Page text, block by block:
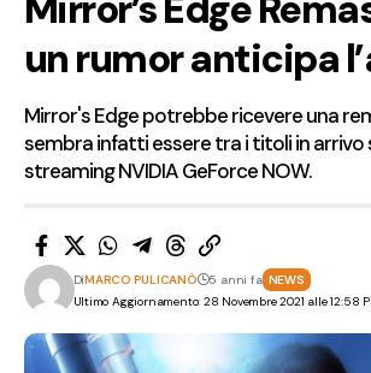
un rumor anticipa
Mirror's Edge potrebbe ricevere una
sembra infatti essere tra i titoli in arrivo
streaming NVIDIA GeForce NOW.
Ultimo Aggiornamento: 28 Novembre 2021 alle 12:58
DiMARCO PULICANÒ 5 anni fa NEWS